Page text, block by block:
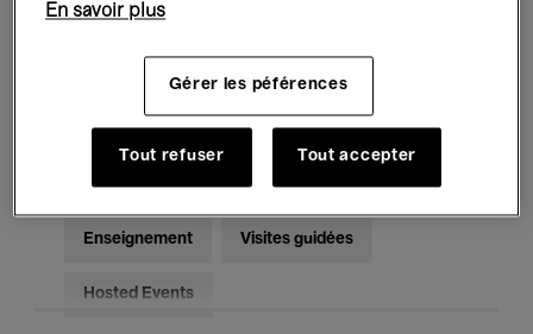
Musique électronique
Pour tous Kids’ Palace
Enseignement Visites guidées
Hosted Events
En savoir plus
Gérer les péférences
Tout refuser Tout accepter